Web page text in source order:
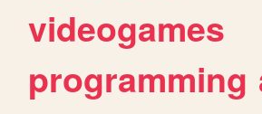
videogames
programming